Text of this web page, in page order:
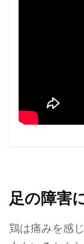
足の障害
鶏は痛みを感